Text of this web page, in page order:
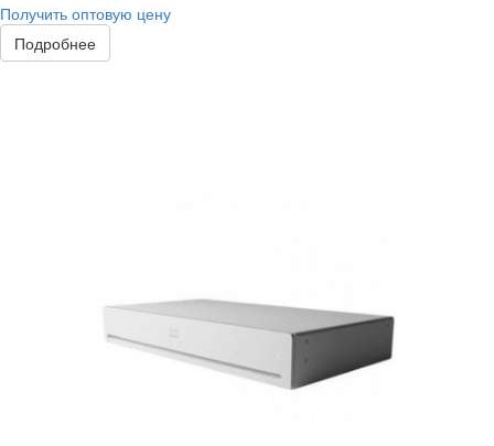
Получить оптовую цену
Подробнее